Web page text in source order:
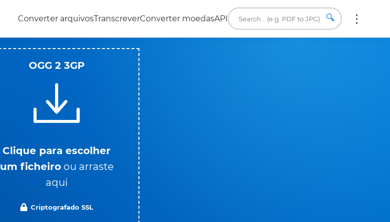
Converter arquivosTranscreverConverter moedasAPI 🔍
OGG 2 3GP
Clique para escolher
um ficheiro ou arraste
aqui
Criptografado SSL